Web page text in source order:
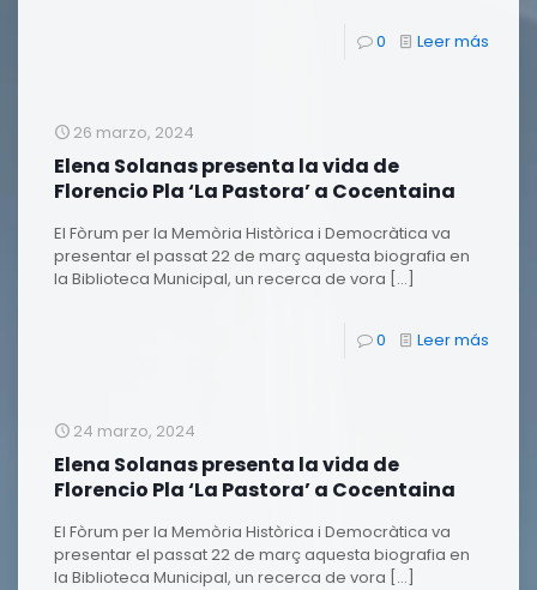
0 Leer más
26 marzo, 2024
Elena Solanas presenta la vida de
Florencio Pla ‘La Pastora’ a Cocentaina
El Fòrum per la Memòria Històrica i Democràtica va
presentar el passat 22 de març aquesta biografia en
la Biblioteca Municipal, un recerca de vora […]
0 Leer más
24 marzo, 2024
Elena Solanas presenta la vida de
Florencio Pla ‘La Pastora’ a Cocentaina
El Fòrum per la Memòria Històrica i Democràtica va
presentar el passat 22 de març aquesta biografia en
la Biblioteca Municipal, un recerca de vora […]